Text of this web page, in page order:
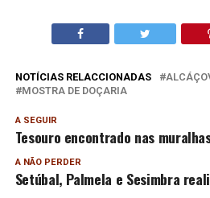
NOTÍCIAS RELACCIONADAS
MOSTRA DE DOÇARIA
A SEGUIR
Tesouro encontrado nas
A NÃO PERDER
Setúbal, Palmela e Sesimbra